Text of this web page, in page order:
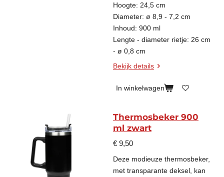
Hoogte: 24,5 cm
Diameter: ø 8,9 - 7,2 cm
Inhoud: 900 ml
Lengte - diameter rietje: 26 cm
- ø 0,8 cm
Bekijk details
In winkelwagen
Thermosbeker 900
ml zwart
€ 9,50
Deze modieuze thermosbeker,
met transparante deksel, kan